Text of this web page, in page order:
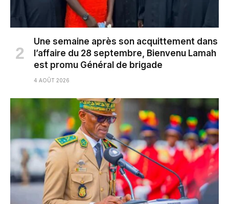
Une semaine après son acquittement dans
l’affaire du 28 septembre, Bienvenu Lamah
est promu Général de brigade
4 AOÛT 2026